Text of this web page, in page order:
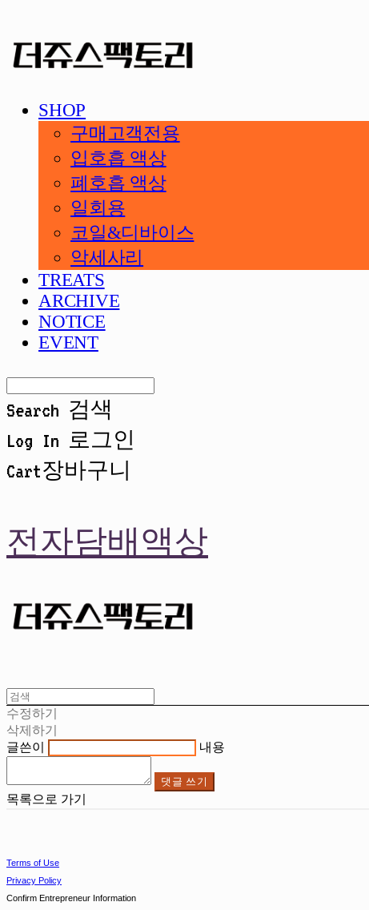
SHOP
구매고객전용
입호흡 액상
폐호흡 액상
일회용
코일&디바이스
악세사리
TREATS
ARCHIVE
NOTICE
EVENT
Search 검색
Log In 로그인
Cart장바구니
전자담배액상
수정하기
삭제하기
글쓴이
내용
댓글 쓰기
목록으로 가기
Terms of Use
Privacy Policy
Confirm Entrepreneur Information